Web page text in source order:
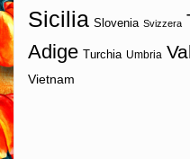
Sicilia Slovenia Svizzera
Adige Turchia Umbria
Vietnam